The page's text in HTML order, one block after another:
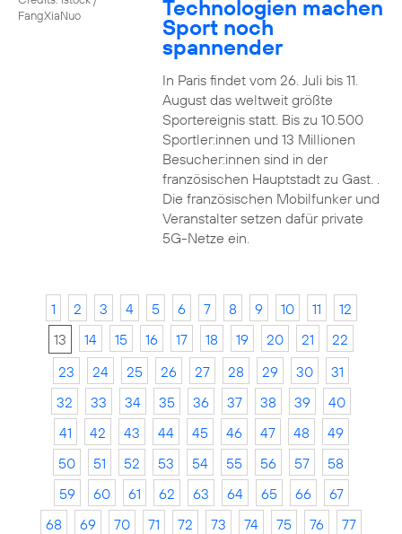
FangXiaNuo
Technologien machen
Sport noch
spannender
In Paris findet vom 26. Juli bis 11.
August das weltweit größte
Sportereignis statt. Bis zu 10.500
Sportler:innen und 13 Millionen
Besucher:innen sind in der
französischen Hauptstadt zu Gast. .
Die französischen Mobilfunker und
Veranstalter setzen dafür private
5G-Netze ein.
1 2 3 4 5 6 7 8 9 10 11
12
13
14 15 16 17 18 19 20 21
22
23
24 25 26 27 28 29 30
31
32
33 34 35 36 37 38 39
40
41
42 43 44 45 46 47 48
49
50
51 52 53 54 55 56 57
58
59
60 61 62 63 64 65 66
67
68
69 70 71 72 73 74 75 76
77